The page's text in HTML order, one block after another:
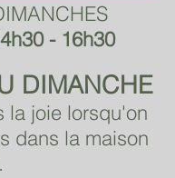
- 16h30
DIMANCHE
la joie lorsqu'on
dans la maison